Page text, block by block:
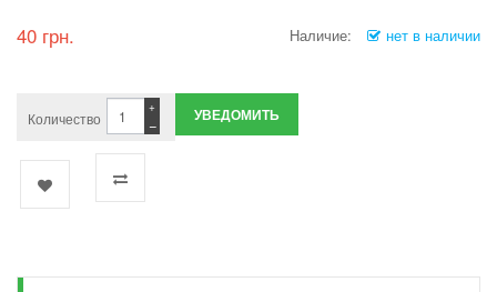
40 грн. Наличие: нет в наличии
Количество −
+ УВЕДОМИТЬ